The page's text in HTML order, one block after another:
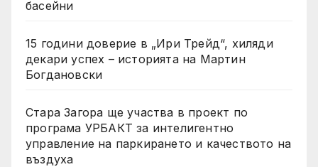
басейни
15 години доверие в „Ири Трейд“, хиляди
декари успех – историята на Мартин
Богдановски
Стара Загора ще участва в проект по
програма УРБАКТ за интелигентно
управление на паркирането и качеството на
въздуха